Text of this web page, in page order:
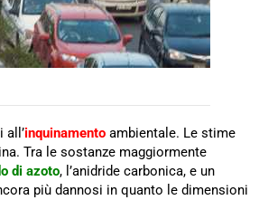
all’inquinamento ambientale. Le stime
Tra le sostanze maggiormente
di azoto, l’anidride carbonica, e un
più dannosi in quanto le dimensioni